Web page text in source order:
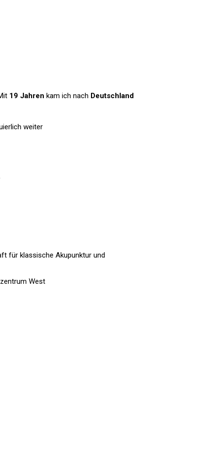
19 Jahren kam ich nach Deutschland
weiter
für klassische Akupunktur und
West